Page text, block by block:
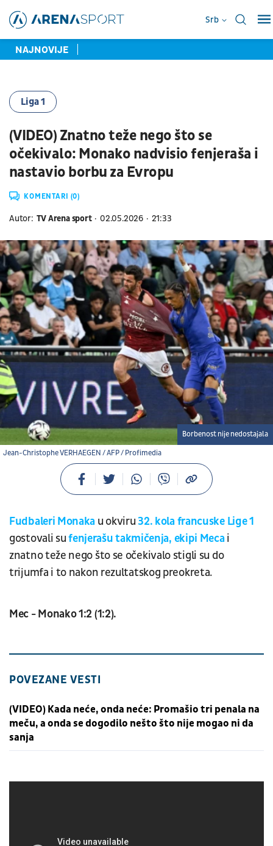
Srb
NAJNOVIJE
Liga 1
(VIDEO) Znatno teže nego što se
očekivalo: Monako nadvisio fenjeraša i
nastavio borbu za Evropu
KOMENTARI (0)
Autor: TV Arena sport 02.05.2026 21:33
Jean-Christophe VERHAEGEN / AFP / Profimedia
Borbenost nije nedostajala
Fudbaleri Monaka u okviru 32. kola francuske Lige 1
gostovali sufenjerašu takmičenja, ekipi Mecai
znatno teže nego što se očekivalo stigli su do
trijumfa i to nakon rezultatskog preokreta.
Mec - Monako 1:2 (1:2).
POVEZANE VESTI
(VIDEO) Kada neće, onda neće: Promašio tri penala na
meču, a onda se dogodilo nešto što nije mogao ni da
sanja